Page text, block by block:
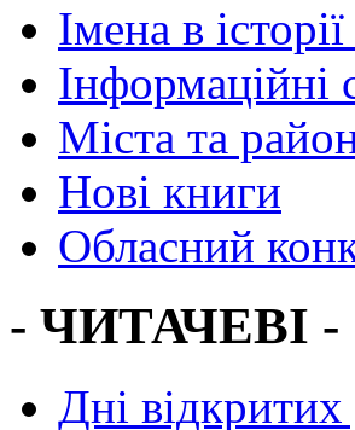
Імена в
Інформаційні
Міста та
Нові книги
Обласний
- ЧИТАЧЕВІ -
Дні